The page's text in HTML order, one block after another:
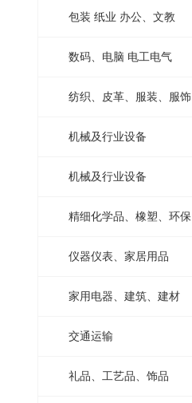
包装 纸业 办公、文教
数码、电脑 电工电气
纺织、皮革、服装、服饰
机械及行业设备
机械及行业设备
精细化学品、橡塑、环保
仪器仪表、家居用品
家用电器、建筑、建材
交通运输
礼品、工艺品、饰品